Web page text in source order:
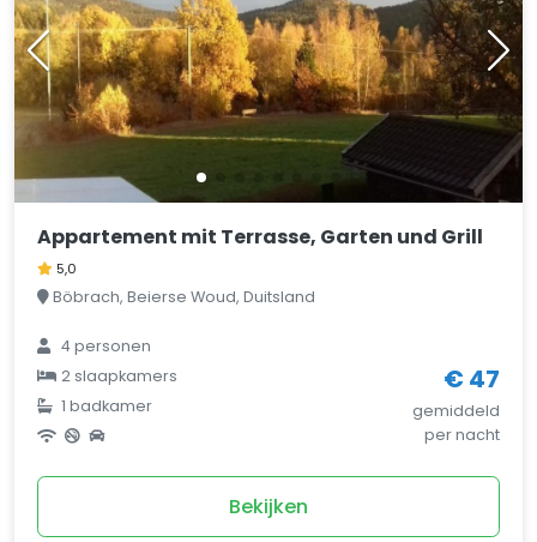
Appartement mit Terrasse, Garten und Grill
5,0
Böbrach, Beierse Woud, Duitsland
4personen
2slaapkamers
1 badkamer
€ 47
gemiddeld
per nacht
Bekijken